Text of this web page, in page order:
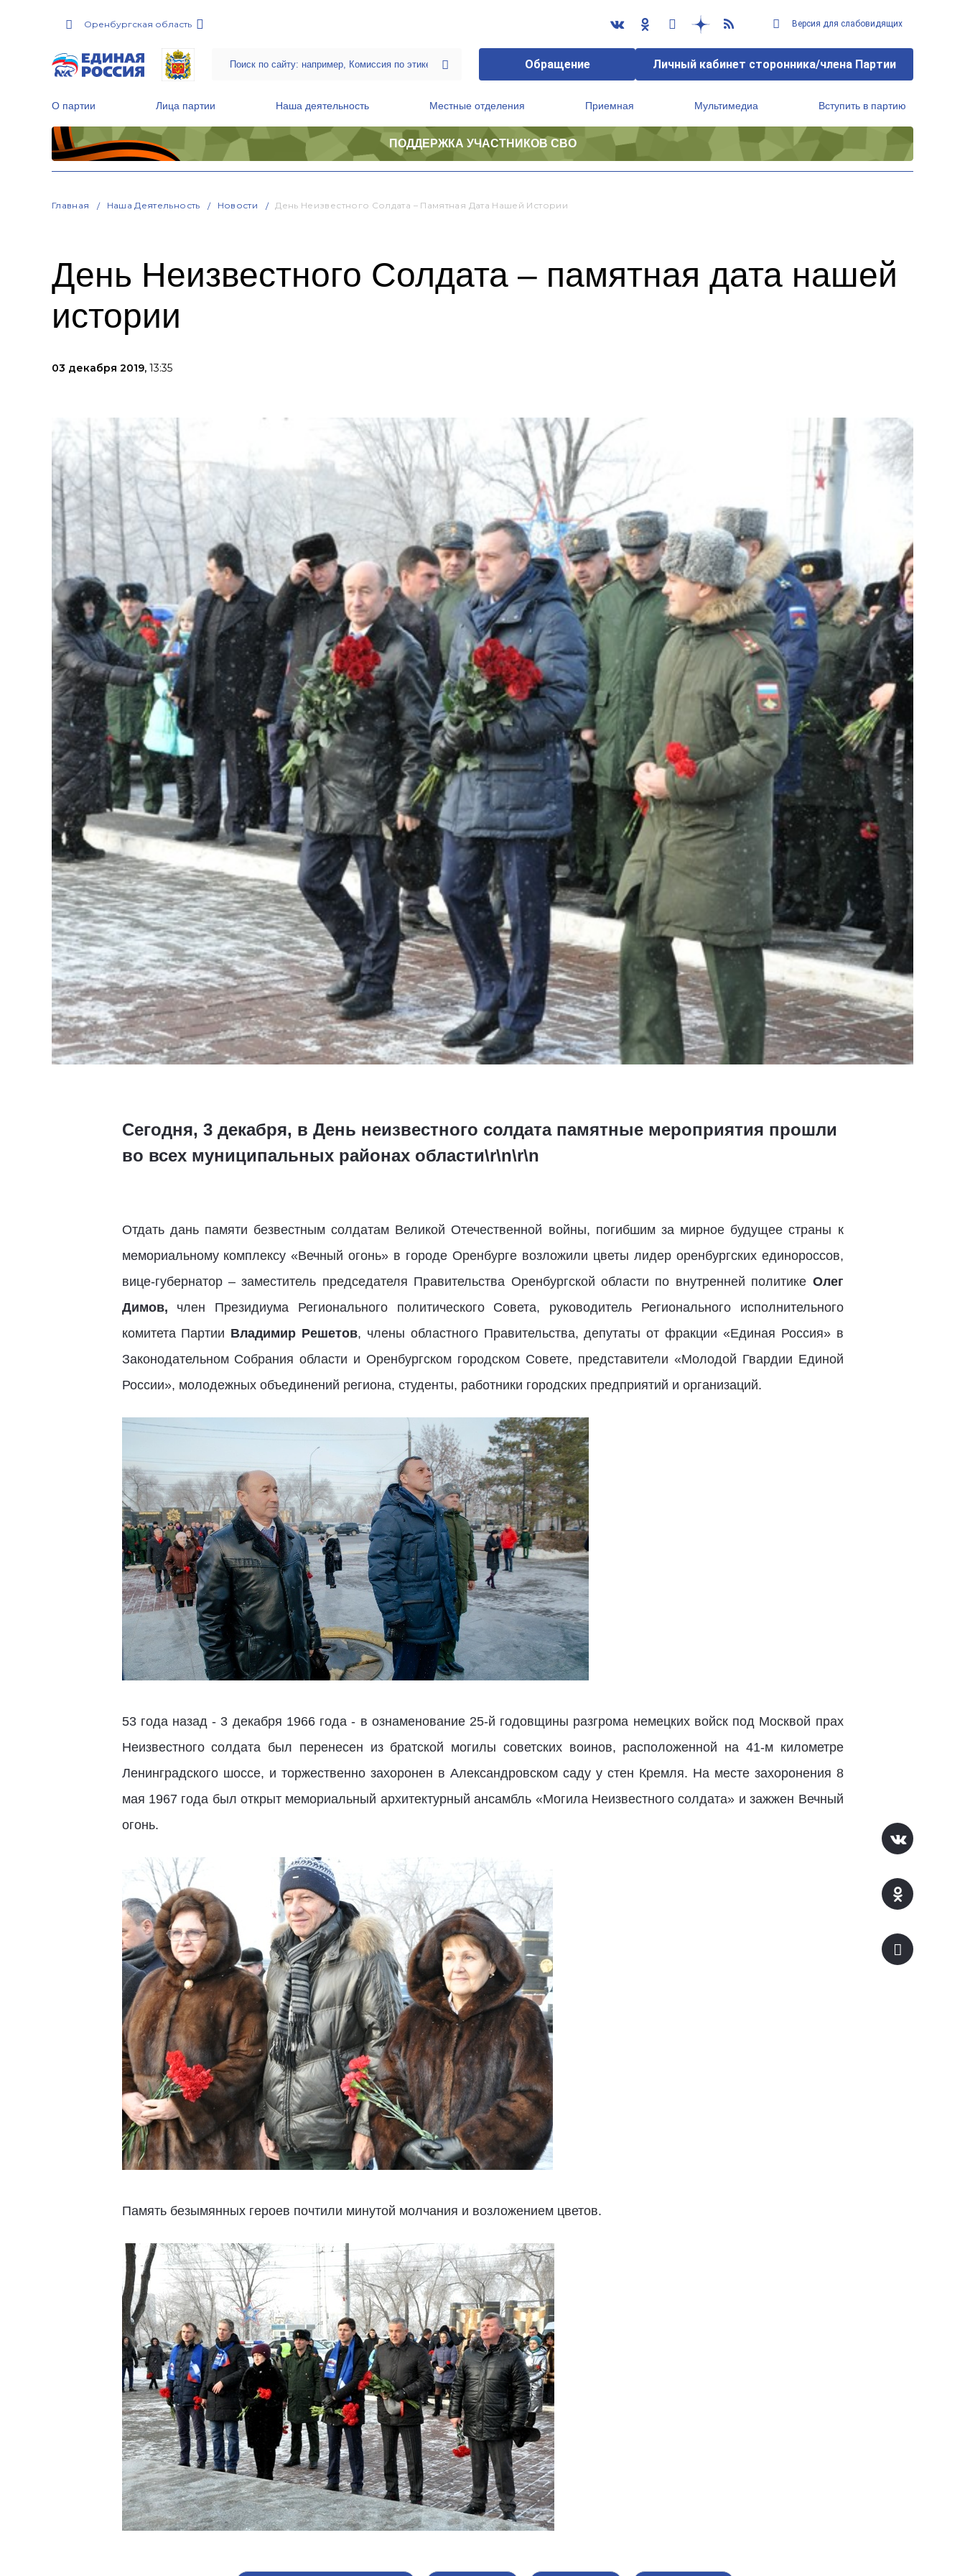
Оренбургская область Версия для слабовидящих
Обращение Личный кабинет сторонника/члена Партии
О партии Лица партии Наша деятельность Местные отделения Приемная Мультимедиа Вступить в партию
ПОДДЕРЖКА УЧАСТНИКОВ СВО
Главная Наша Деятельность Новости День Неизвестного Солдата – Памятная Дата Нашей Истории
День Неизвестного Солдата – памятная дата нашей
истории
03 декабря 2019, 13:35
Сегодня, 3 декабря, в День неизвестного солдата памятные мероприятия прошли
во всех муниципальных районах области\r\n\r\n
Отдать дань памяти безвестным солдатам Великой Отечественной войны, погибшим за мирное будущее страны к
мемориальному комплексу «Вечный огонь» в городе Оренбурге возложили цветы лидер оренбургских единороссов,
вице-губернатор – заместитель председателя Правительства Оренбургской области по внутренней политике Олег
Димов, член Президиума Регионального политического Совета, руководитель Регионального исполнительного
комитета Партии Владимир Решетов, члены областного Правительства, депутаты от фракции «Единая Россия» в
Законодательном Собрания области и Оренбургском городском Совете, представители «Молодой Гвардии Единой
России», молодежных объединений региона, студенты, работники городских предприятий и организаций.
53 года назад - 3 декабря 1966 года - в ознаменование 25-й годовщины разгрома немецких войск под Москвой прах
Неизвестного солдата был перенесен из братской могилы советских воинов, расположенной на 41-м километре
Ленинградского шоссе, и торжественно захоронен в Александровском саду у стен Кремля. На месте захоронения 8
мая 1967 года был открыт мемориальный архитектурный ансамбль «Могила Неизвестного солдата» и зажжен Вечный
огонь.
Память безымянных героев почтили минутой молчания и возложением цветов.